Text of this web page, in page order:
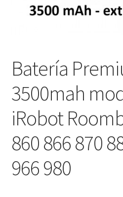
Batería
3500mah
iRobot
860 866 870
966 980